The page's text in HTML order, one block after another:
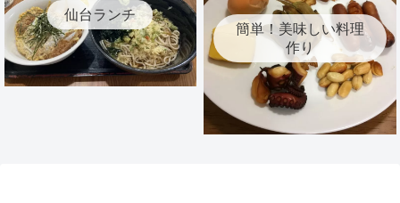
仙台ランチ
簡単！美味しい料理
作り